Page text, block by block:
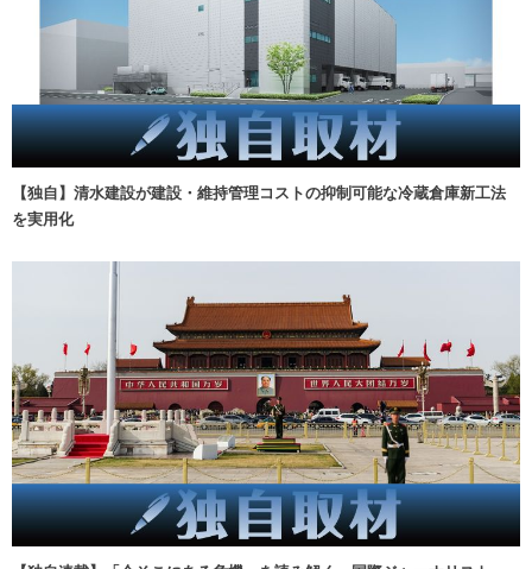
【独自】清水建設が建設・維持管理コストの抑制可能な冷蔵倉庫新工法
を実用化